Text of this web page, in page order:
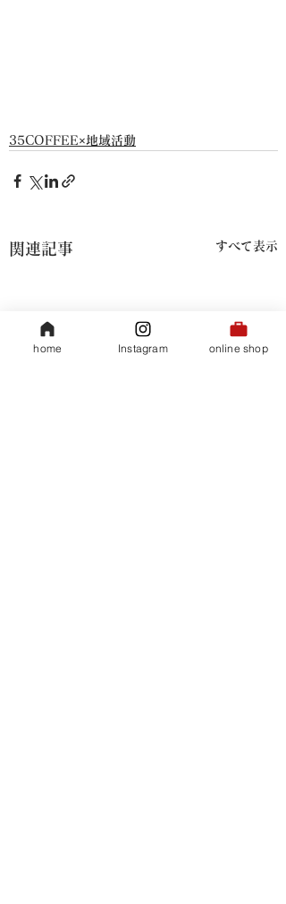
35COFFEE×地域活動
関連記事 すべて表示
home Instagram online shop